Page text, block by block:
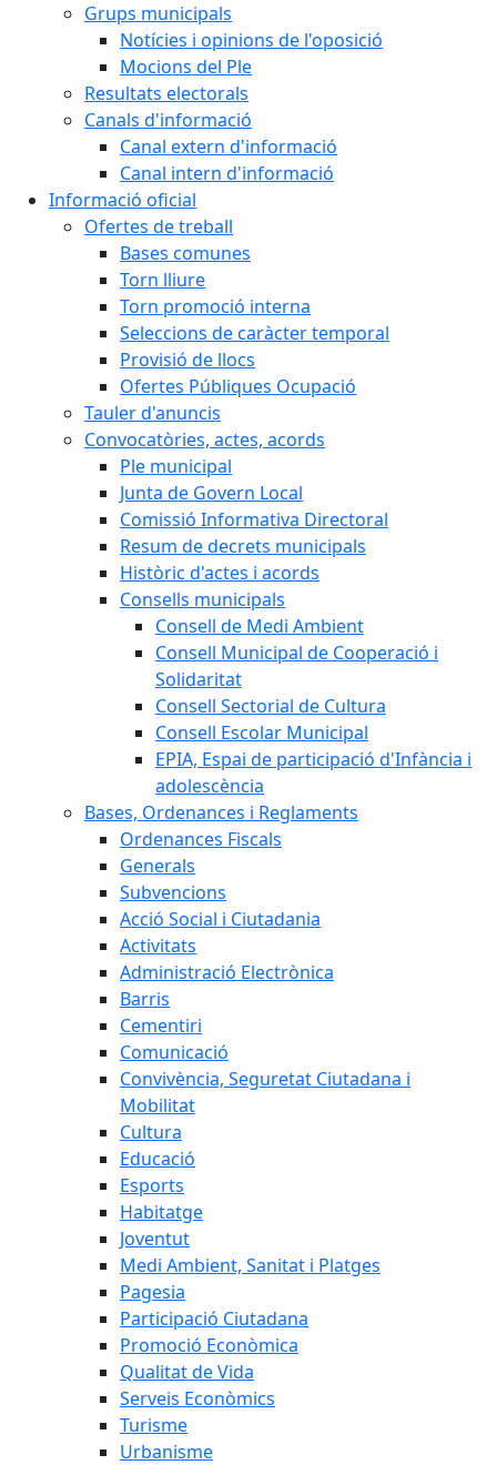
Grups municipals
Notícies i opinions de l'oposició
Mocions del Ple
Resultats electorals
Canals d'informació
Canal extern d'informació
Canal intern d'informació
Informació oficial
Ofertes de treball
Bases comunes
Torn lliure
Torn promoció interna
Seleccions de caràcter temporal
Provisió de llocs
Ofertes Públiques Ocupació
Tauler d'anuncis
Convocatòries, actes, acords
Ple municipal
Junta de Govern Local
Comissió Informativa Directoral
Resum de decrets municipals
Històric d'actes i acords
Consells municipals
Consell de Medi Ambient
Consell Municipal de Cooperació i
Solidaritat
Consell Sectorial de Cultura
Consell Escolar Municipal
EPIA, Espai de participació d'Infància i
adolescència
Bases, Ordenances i Reglaments
Ordenances Fiscals
Generals
Subvencions
Acció Social i Ciutadania
Activitats
Administració Electrònica
Barris
Cementiri
Comunicació
Convivència, Seguretat Ciutadana i
Mobilitat
Cultura
Educació
Esports
Habitatge
Joventut
Medi Ambient, Sanitat i Platges
Pagesia
Participació Ciutadana
Promoció Econòmica
Qualitat de Vida
Serveis Econòmics
Turisme
Urbanisme